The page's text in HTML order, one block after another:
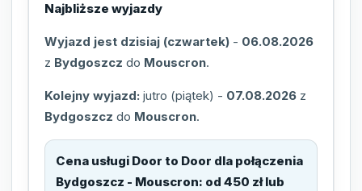
Najbliższe wyjazdy
Wyjazd jest dzisiaj (czwartek) - 06.08.2026
z Bydgoszcz do Mouscron.
Kolejny wyjazd: jutro (piątek) - 07.08.2026 z
Bydgoszcz do Mouscron.
Cena usługi Door to Door dla połączenia
Bydgoszcz - Mouscron: od 450 zł lub